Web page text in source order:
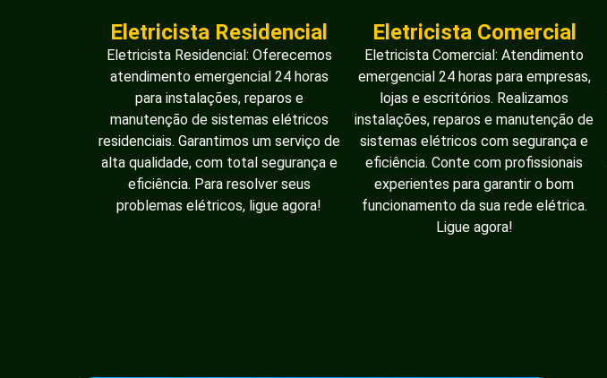
Eletricista Residencial
Eletricista Residencial: Oferecemos
atendimento emergencial 24 horas
para instalações, reparos e
manutenção de sistemas elétricos
residenciais. Garantimos um serviço de
alta qualidade, com total segurança e
eficiência. Para resolver seus
problemas elétricos, ligue agora!
Eletricista Comercial
Eletricista Comercial: Atendimento
emergencial 24 horas para empresas,
lojas e escritórios. Realizamos
instalações, reparos e manutenção de
sistemas elétricos com segurança e
eficiência. Conte com profissionais
experientes para garantir o bom
funcionamento da sua rede elétrica.
Ligue agora!